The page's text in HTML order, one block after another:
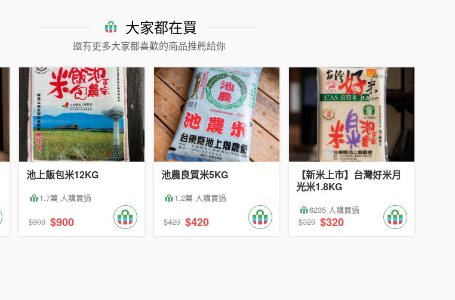
大家都在買
還有更多大家都喜歡的商品推薦給你
池上飯包米12KG
1.7萬 人購買過
$900 $900
池農良質米5KG
1.2萬 人購買過
$420 $420
【新米上市】台灣好米月
光米1.8KG
6235 人購買過
$320 $320